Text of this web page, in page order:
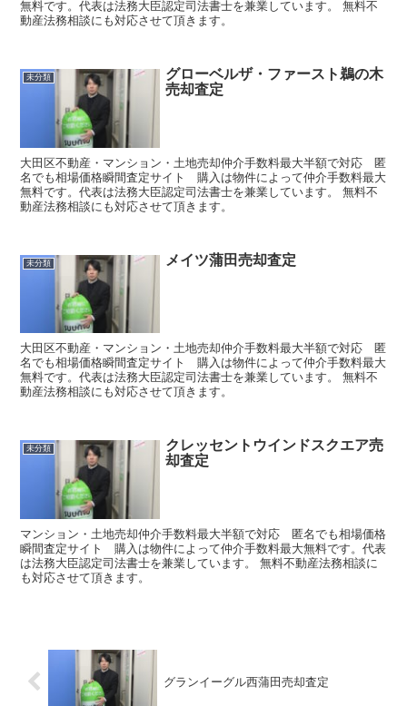
無料です。代表は法務大臣認定司法書士を兼業しています。 無料不
動産法務相談にも対応させて頂きます。
未分類
グローベルザ・ファースト鵜の木
売却査定
大田区不動産・マンション・土地売却仲介手数料最大半額で対応 匿
名でも相場価格瞬間査定サイト 購入は物件によって仲介手数料最大
無料です。代表は法務大臣認定司法書士を兼業しています。 無料不
動産法務相談にも対応させて頂きます。
未分類 メイツ蒲田売却査定
大田区不動産・マンション・土地売却仲介手数料最大半額で対応 匿
名でも相場価格瞬間査定サイト 購入は物件によって仲介手数料最大
無料です。代表は法務大臣認定司法書士を兼業しています。 無料不
動産法務相談にも対応させて頂きます。
未分類
クレッセントウインドスクエア売
却査定
マンション・土地売却仲介手数料最大半額で対応 匿名でも相場価格
瞬間査定サイト 購入は物件によって仲介手数料最大無料です。代表
は法務大臣認定司法書士を兼業しています。 無料不動産法務相談に
も対応させて頂きます。
グランイーグル西蒲田売却査定